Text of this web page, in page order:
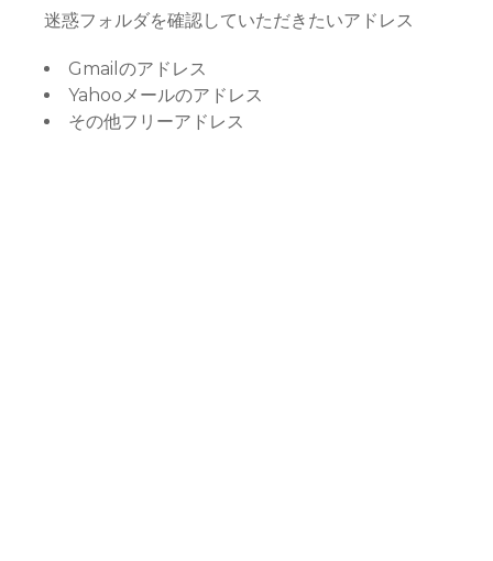
迷惑フォルダを確認していただきたいアドレス
Gmailのアドレス
Yahooメールのアドレス
その他フリーアドレス